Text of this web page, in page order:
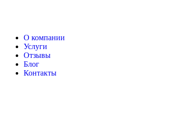
О компании
Услуги
Отзывы
Блог
Контакты